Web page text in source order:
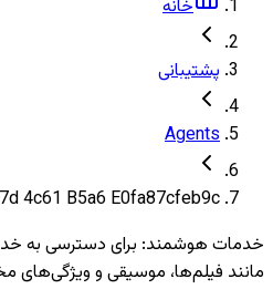
خانه
پشتیبانی
Agents
4c61 B5a6 E0fa87cfeb9c
خدمات هوشمند: برای دسترسی به
مانند فیلم‌ها، موسیقی و